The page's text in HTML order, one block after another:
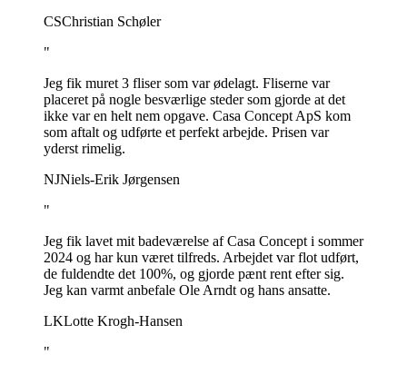
CSChristian Schøler
"
Jeg fik muret 3 fliser som var ødelagt. Fliserne var
placeret på nogle besværlige steder som gjorde at det
ikke var en helt nem opgave. Casa Concept ApS kom
som aftalt og udførte et perfekt arbejde. Prisen var
yderst rimelig.
NJNiels-Erik Jørgensen
"
Jeg fik lavet mit badeværelse af Casa Concept i sommer
2024 og har kun været tilfreds. Arbejdet var flot udført,
de fuldendte det 100%, og gjorde pænt rent efter sig.
Jeg kan varmt anbefale Ole Arndt og hans ansatte.
LKLotte Krogh-Hansen
"